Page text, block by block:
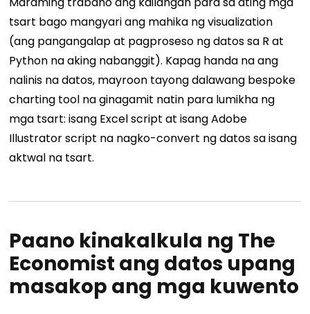
tsart bago mangyari ang mahika ng visualization
(ang pangangalap at pagproseso ng datos sa R ​​at
Python na aking nabanggit). Kapag handa na ang
nalinis na datos, mayroon tayong dalawang bespoke
charting tool na ginagamit natin para lumikha ng
mga tsart: isang Excel script at isang Adobe
Illustrator script na nagko-convert ng datos sa isang
aktwal na tsart.
Paano kinakalkula ng The
Economist ang datos upang
masakop ang mga kuwento